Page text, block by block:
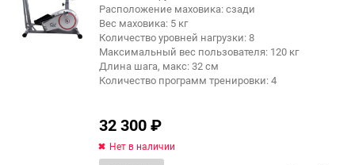
Расположение маховика: сзади
Вес маховика: 5 кг
Количество уровней нагрузки: 8
Максимальный вес пользователя: 120 кг
Длина шага, макс: 32 см
Количество программ тренировки: 4
32 300₽
Нет в наличии